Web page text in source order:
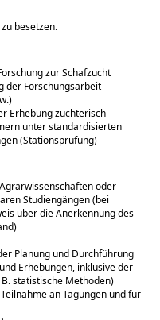
besetzen.
zur Schafzucht
der Forschungsarbeit
Erhebung züchterisch
unter standardisierten
(Stationsprüfung)
oder
Studiengängen (bei
über die Anerkennung des
Planung und Durchführung
Erhebungen, inklusive der
statistische Methoden)
an Tagungen und für